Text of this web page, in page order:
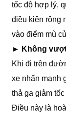
tốc độ hợp lý,
điều kiện rộng
vào điểm mù
► Không
Khi đi trên
xe nhấn mạnh
thả ga giảm
Điều này là